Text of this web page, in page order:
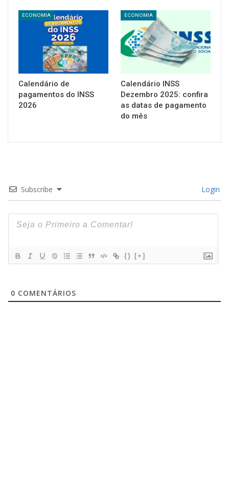
ECONOMIA
Calendário de
pagamentos do INSS
2026
ECONOMIA
Calendário INSS
Dezembro 2025: confira
as datas de pagamento
do mês
Subscribe Login
{} [+]
0 COMENTÁRIOS